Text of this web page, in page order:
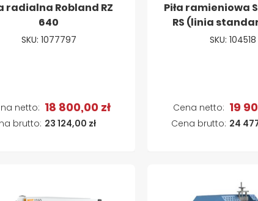
radialna Robland RZ
640
SKU: 1077797
23 124,00 zł
18 800,00 zł
Dodaj do koszyka
Piła ramieniowa
RS (linia
SKU: 104518
24
19
Dodaj do